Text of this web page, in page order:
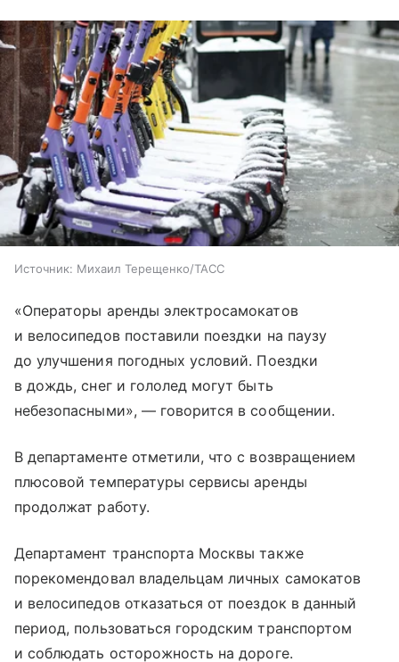
Источник: Михаил Терещенко/ТАСС
«Операторы аренды электросамокатов
и велосипедов поставили поездки на паузу
до улучшения погодных условий. Поездки
в дождь, снег и гололед могут быть
небезопасными», — говорится в сообщении.
В департаменте отметили, что с возвращением
плюсовой температуры сервисы аренды
продолжат работу.
Департамент транспорта Москвы также
порекомендовал владельцам личных самокатов
и велосипедов отказаться от поездок в данный
период, пользоваться городским транспортом
и соблюдать осторожность на дороге.